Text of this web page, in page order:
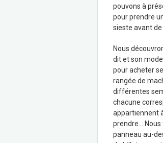
pouvons à
pour prendre
sieste avant de
Nous
dit et son
pour acheter
rangée de
différentes
chacune
appartiennent
prendre… Nous
panneau au-